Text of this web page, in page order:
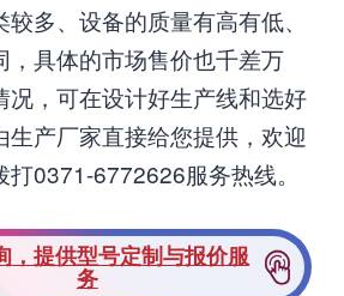
多、设备的质量有高有低、
，具体的市场售价也千差万
况，可在设计好生产线和选好
生产厂家直接给您提供，欢迎
0371-6772626服务热线。
，提供型号定制与报价服
务